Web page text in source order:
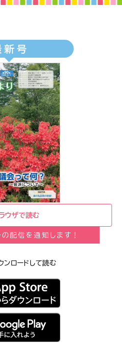
新号
ウザで読む
配信を通知します！
ンロードして読む